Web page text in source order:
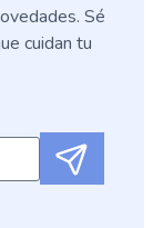
Sé
cuidan tu
Submit